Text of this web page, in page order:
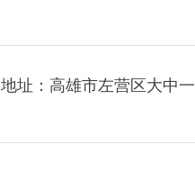
地址：高雄市左营区大中